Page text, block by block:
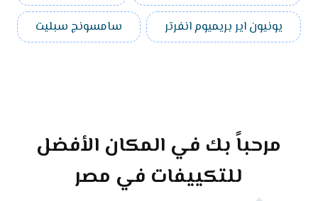
يونيون اير بريميوم انفرتر
سامسونج سبليت
مرحباً بك في المكان الأفضل
للتكييفات في مصر